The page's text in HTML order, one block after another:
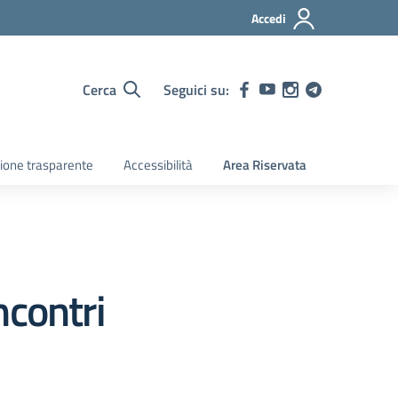
Accedi
Cerca Seguici su:
trasparente Accessibilità Area Riservata